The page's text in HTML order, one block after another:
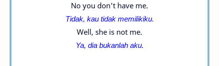
No you don't have me.
Tidak, kau tidak memilikiku.
Well, she is not me.
Ya, dia bukanlah aku.